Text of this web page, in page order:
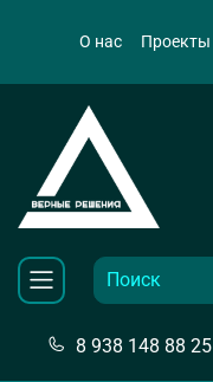
О нас Проекты
8 938 148 88 25